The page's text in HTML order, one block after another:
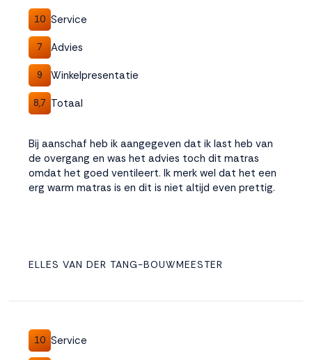
10 Service
7 Advies
9 Winkelpresentatie
8,7 Totaal
Bij aanschaf heb ik aangegeven dat ik last heb van
de overgang en was het advies toch dit matras
omdat het goed ventileert. Ik merk wel dat het een
erg warm matras is en dit is niet altijd even prettig.
ELLES VAN DER TANG-BOUWMEESTER
10 Service